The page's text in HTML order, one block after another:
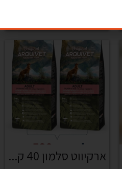
ארקיווט סלמון 40 ק...